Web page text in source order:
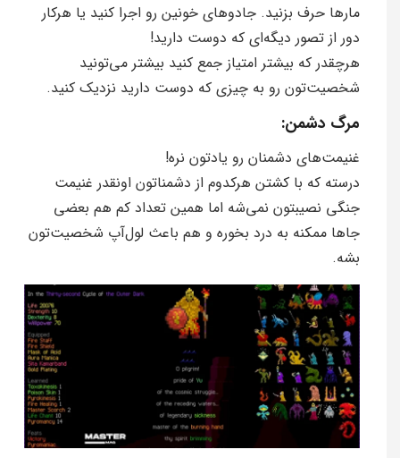
مارها حرف بزنید. جادوهای خونین رو اجرا کنید یا هرکار
دور از تصور دیگه‌ای که دوست دارید!
هرچقدر که بیشتر امتیاز جمع کنید بیشتر می‌تونید
شخصیت‌تون رو به چیزی که دوست دارید نزدیک کنید.
مرگ دشمن:
غنیمت‌های دشمنان رو یادتون نره!
درسته که با کشتن هرکدوم از دشمناتون اونقدر غنیمت
جنگی نصیبتون نمی‌شه اما همین تعداد کم هم بعضی
جاها ممکنه به درد بخوره و هم باعث لول‌آپ شخصیت‌تون
بشه.